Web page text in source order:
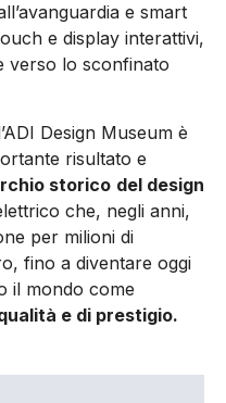
e smart
e display interattivi,
verso lo sconfinato
Design Museum è
risultato e
storico del design
che, negli anni,
per milioni di
fino a diventare oggi
il mondo come
e di prestigio.